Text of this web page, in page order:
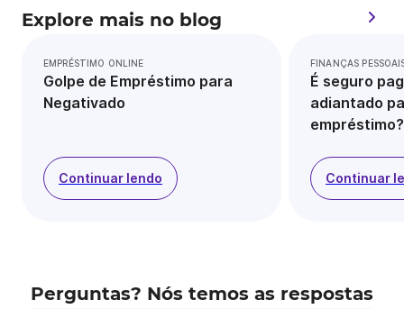
Explore mais no blog
EMPRÉSTIMO ONLINE
Golpe de Empréstimo para
Negativado
Continuar lendo
FINANÇAS
É seguro
adiantado
empréstimo?
Continuar
Perguntas? Nós temos as respostas